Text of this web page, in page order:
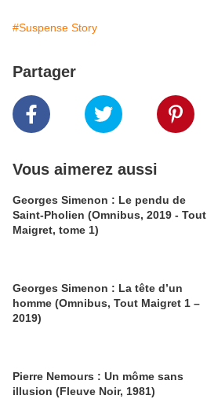
#Suspense Story
Partager
Vous aimerez aussi
Georges Simenon : Le pendu de
Saint-Pholien (Omnibus, 2019 - Tout
Maigret, tome 1)
Georges Simenon : La tête d’un
homme (Omnibus, Tout Maigret 1 –
2019)
Pierre Nemours : Un môme sans
illusion (Fleuve Noir, 1981)